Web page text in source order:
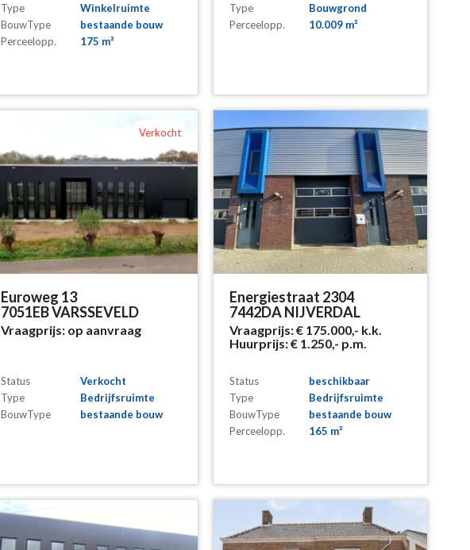
Type
Winkelruimte
BouwType
bestaande bouw
Perceelopp.
175 m²
Type
Bouwgrond
Perceelopp.
10.009 m²
Euroweg 13
7051EB VARSSEVELD
Vraagprijs: op aanvraag
Status
Verkocht
Type
Bedrijfsruimte
BouwType
bestaande bouw
Verkocht
Energiestraat 2304
7442DA NIJVERDAL
Vraagprijs:€ 175.000,- k.k.
Huurprijs:€ 1.250,- p.m.
Status
beschikbaar
Type
Bedrijfsruimte
BouwType
bestaande bouw
Perceelopp.
165 m²